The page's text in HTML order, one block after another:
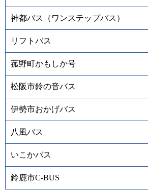
神都バス（ワンステップバス）
リフトバス
菰野町かもしか号
松阪市鈴の音バス
伊勢市おかげバス
八風バス
いこかバス
鈴鹿市C-BUS